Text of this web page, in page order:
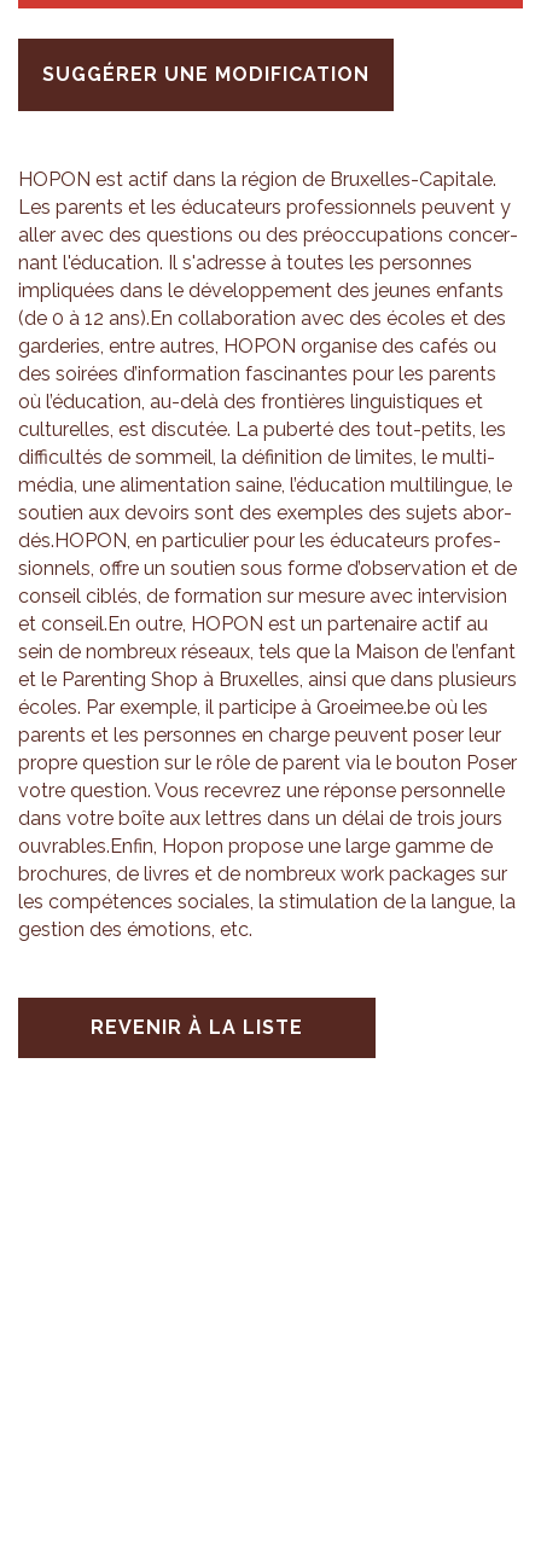
SUGGÉRER UNE MODIFICATION
HOPON est actif dans la région de Bruxelles-Capi­tale.
Les parents et les édu­ca­teurs pro­fes­sion­nels peuvent y
aller avec des ques­tions ou des pré­oc­cu­pa­tions concer­
nant l'édu­ca­tion. Il s'adresse à toutes les per­sonnes
impli­quées dans le déve­lop­pe­ment des jeunes enfants
(de 0 à 12 ans).En col­la­bo­ra­tion avec des écoles et des
gar­de­ries, entre autres, HOPON orga­nise des cafés ou
des soi­rées d’in­for­ma­tion fas­ci­nantes pour les parents
où l’édu­ca­tion, au-delà des fron­tières lin­guis­tiques et
cultu­relles, est dis­cu­tée. La puberté des tout-petits, les
dif­fi­cul­tés de som­meil, la défi­ni­tion de limites, le mul­ti­
mé­dia, une ali­men­ta­tion saine, l’édu­ca­tion mul­ti­lingue, le
sou­tien aux devoirs sont des exemples des sujets abor­
dés.HOPON, en par­ti­cu­lier pour les édu­ca­teurs pro­fes­
sion­nels, offre un sou­tien sous forme d’ob­ser­va­tion et de
conseil ciblés, de for­ma­tion sur mesure avec inter­vi­sion
et conseil.En outre, HOPON est un par­te­naire actif au
sein de nom­breux réseaux, tels que la Mai­son de l’en­fant
et le Paren­ting Shop à Bruxelles, ainsi que dans plu­sieurs
écoles. Par exemple, il par­ti­cipe à Groei­mee.be où les
parents et les per­sonnes en charge peuvent poser leur
propre ques­tion sur le rôle de parent via le bou­ton Poser
votre ques­tion. Vous rece­vrez une réponse per­son­nelle
dans votre boîte aux lettres dans un délai de trois jours
ouvrables.Enfin, Hopon pro­pose une large gamme de
bro­chures, de livres et de nom­breux work packages sur
les com­pé­tences sociales, la sti­mu­la­tion de la langue, la
ges­tion des émo­tions, etc.
REVENIR À LA LISTE